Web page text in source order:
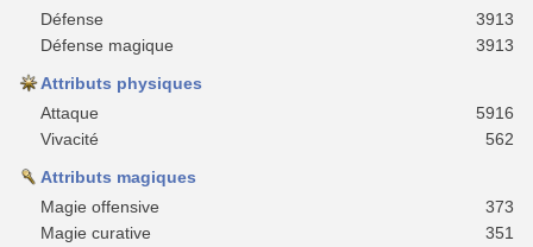
Défense
3913
Défense magique
3913
Attributs physiques
Attaque
5916
Vivacité
562
Attributs magiques
Magie offensive
373
Magie curative
351